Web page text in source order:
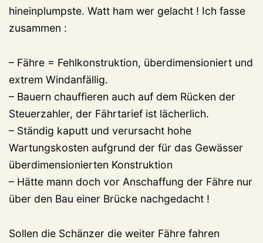
hineinplumpste. Watt ham wer gelacht ! Ich fasse
zusammen :
– Fähre = Fehlkonstruktion, überdimensioniert und
extrem Windanfällig.
– Bauern chauffieren auch auf dem Rücken der
Steuerzahler, der Fährtarief ist lächerlich.
– Ständig kaputt und verursacht hohe
Wartungskosten aufgrund der für das Gewässer
überdimensionierten Konstruktion
– Hätte mann doch vor Anschaffung der Fähre nur
über den Bau einer Brücke nachgedacht !
Sollen die Schänzer die weiter Fähre fahren